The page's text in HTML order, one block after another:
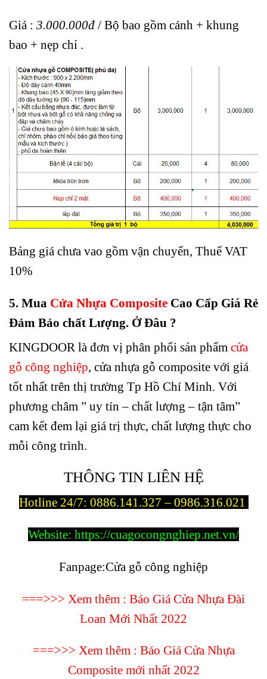
Giá : 3.000.000đ/ Bộ bao gồm cánh + khung
bao + nẹp chỉ .
Bảng giá chưa vao gồm vận chuyển, Thuế VAT
10%
5. Mua Cửa Nhựa Composite Cao Cấp Giá Rẻ
Đảm Bảo chất Lượng. Ở Đâu ?
KINGDOOR là đơn vị phân phối sản phẩm cửa
gỗ công nghiệp, cửa nhựa gỗ composite với giá
tốt nhất trên thị trường Tp Hồ Chí Minh. Với
phương châm ” uy tín – chất lượng – tận tâm”
cam kết đem lại giá trị thực, chất lượng thực cho
mỗi công trình.
THÔNG TIN LIÊN HỆ
Hotline 24/7: 0886.141.327 – 0986.316.021
Website: https://cuagocongnghiep.net.vn/
Fanpage:Cửa gỗ công nghiệp
===>>> Xem thêm : Báo Giá Cửa Nhựa Đài
Loan Mới Nhất 2022
===>>> Xem thêm : Báo Giá Cửa Nhựa
Composite mới nhất 2022